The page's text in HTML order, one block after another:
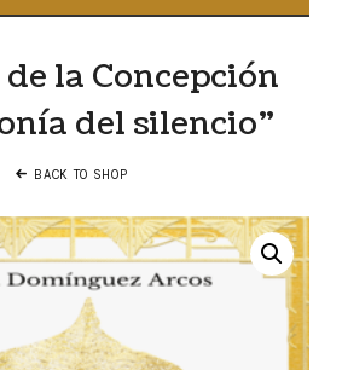
la Concepción
del silencio”
BACK TO SHOP